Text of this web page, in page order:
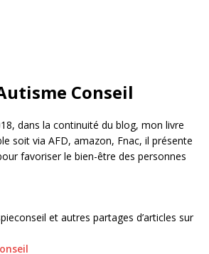
Conseil
dans la continuité du blog, mon livre
soit via AFD, amazon, Fnac, il présente
favoriser le bien-être des personnes
et autres partages d’articles sur